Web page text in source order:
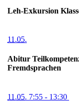
Leh-Exkursion
11.05.
Abitur
Fremdsprachen
11.05. 7:55 - 13:30